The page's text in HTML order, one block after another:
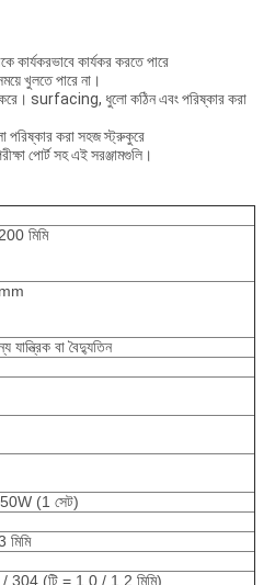
কার্যকরভাবে কার্যকর করতে পারে
খুলতে পারে না।
করে। surfacing, ধুলো কঠিন এবং পরিষ্কার করা
পরিষ্কার করা সহজ স্ট্রুকুরে
পোর্ট সহ এই সরঞ্জামগুলি।
মিমি
যান্ত্রিক বা বৈদ্যুতিন
(1 সেট)
/ 304 (টি = 1.0 / 1.2 মিমি)